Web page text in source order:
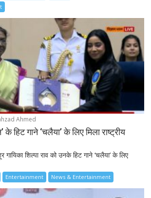
Ahmed
के हिट गाने ‘चलैया’ के लिए मिला राष्ट्रीय
शिल्पा राव को उनके हिट गाने ‘चलैया’ के लिए
Entertainment News & Entertainment